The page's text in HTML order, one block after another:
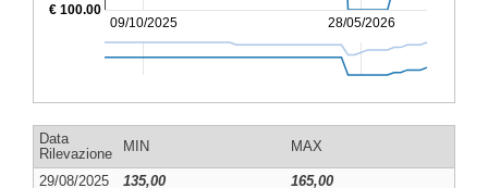
09/10/2025 28/05/2026
€ 100.00
Data
Rilevazione
MIN MAX
29/08/2025 135,00
165,00